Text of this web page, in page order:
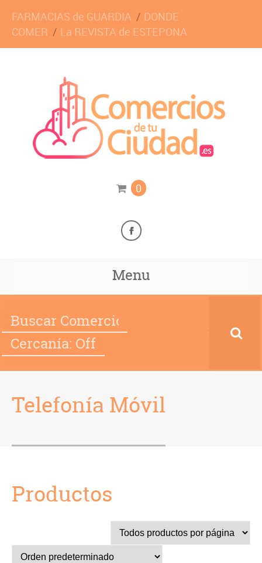
FARMACIAS de GUARDIA
DONDE
COMER
La REVISTA de ESTEPONA
0
Menu
Cercanía: Off
Telefonía Móvil
Productos